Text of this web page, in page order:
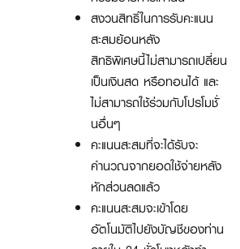
สงวนสิทธิ์ในการรับคะแนน
สะสมย้อนหลัง
สิทธิพิเศษนี้ไม่สามารถเปลี่ยน
เป็นเงินสด หรือทอนได้ และ
ไม่สามารถใช้ร่วมกับโปรโมชั่
นอื่นๆ
คะแนนสะสมที่จะได้รับจะ
คำนวณจากยอดใช้จ่ายหลัง
หักส่วนลดแล้ว
คะแนนสะสมจะเข้าโดย
อัตโนมัติไปยังบัญชีของท่าน